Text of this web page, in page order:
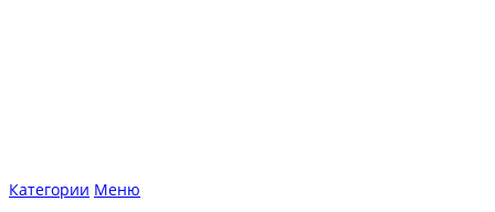
Категории Меню